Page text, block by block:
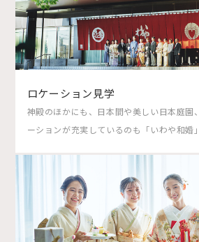
ロケーション見学
神殿のほかにも、日本間や美しい日本庭園
ーションが充実しているのも「いわや和婚